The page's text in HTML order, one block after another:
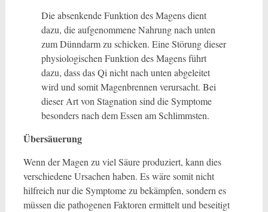
Die absenkende Funktion des Magens dient
dazu, die aufgenommene Nahrung nach unten
zum Dünndarm zu schicken. Eine Störung dieser
physiologischen Funktion des Magens führt
dazu, dass das Qi nicht nach unten abgeleitet
wird und somit Magenbrennen verursacht. Bei
dieser Art von Stagnation sind die Symptome
besonders nach dem Essen am Schlimmsten.
Übersäuerung
Wenn der Magen zu viel Säure produziert, kann dies
verschiedene Ursachen haben. Es wäre somit nicht
hilfreich nur die Symptome zu bekämpfen, sondern es
müssen die pathogenen Faktoren ermittelt und beseitigt